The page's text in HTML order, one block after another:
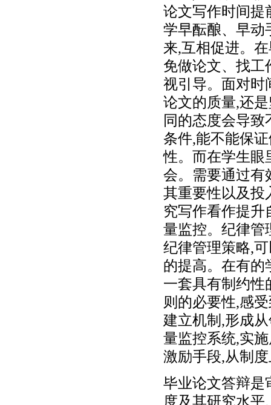
论文写作时间提
学早酝酿、早动
来,互相促进。
免做论文、找工
视引导。面对时
论文的质量,还
同的态度会导
条件,能不能保
性。而在学生眼
会。需要通过有
其重要性以及投
究写作看作提升
量监控。纪律管
纪律管理策略,
的提高。在有的
一套具有制约性
则的必要性,感
建立机制,形成
量监控系统,实
激励手段,从制
毕业论文答辩是
度及其研究水